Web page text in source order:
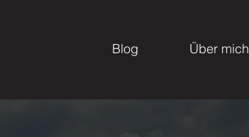
Blog Über mich